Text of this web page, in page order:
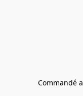
Commandé